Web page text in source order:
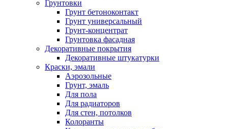
Грунтовки
Грунт бетоноконтакт
Грунт универсальный
Грунт-концентрат
Грунтовка фасадная
Декоративные покрытия
Декоративные штукатурки
Краски, эмали
Аэрозольные
Грунт, эмаль
Для пола
Для радиаторов
Для стен, потолков
Колоранты